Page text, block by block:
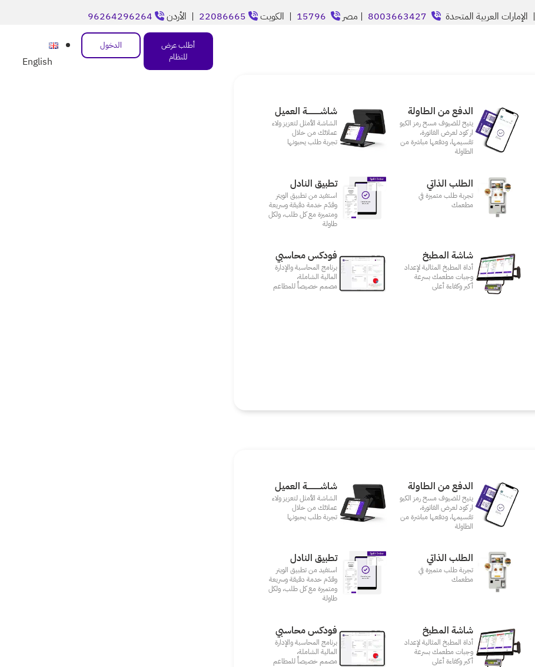
| الإمارات العربية المتحدة 8003663427 | مصر 15796 | الكويت | الأردن
الدفع من الطاولة
يتيح للضيوف مسح رمز الكيو
ار كود لعرض الفاتورة،
تقسيمها، ودفعها مباشرة من
الطاولة
شاشـــــــــــة العميل
الشاشة الأمثل لتعزيز ولاء
عملائك من خلال
تجربة طلب يحبونها
الطلب الذاتي
تجربة طلب متميزة في
مطعمك‎
تطبيق النادل
استفيد من تطبيق الويتر
وقدّم خدمة دقيقة وسريعة
ومتميزة مع كل طلب، ولكل
طاولة
شاشة المطبخ
أداة المطبخ المثالية لإعداد
وجبات مطعمك بسرعة
أكبر وكفاءة أعلى
فودكس محاسبي
برنامج المحاسبة والإدارة
المالية الشاملة،
مصمم خصيصاً للمطاعم
الدفع من الطاولة
يتيح للضيوف مسح رمز الكيو
ار كود لعرض الفاتورة،
تقسيمها، ودفعها مباشرة من
الطاولة
شاشـــــــــــة العميل
الشاشة الأمثل لتعزيز ولاء
عملائك من خلال
تجربة طلب يحبونها
الطلب الذاتي
تجربة طلب متميزة في
مطعمك‎
تطبيق النادل
استفيد من تطبيق الويتر
وقدّم خدمة دقيقة وسريعة
ومتميزة مع كل طلب، ولكل
طاولة
شاشة المطبخ
أداة المطبخ المثالية لإعداد
وجبات مطعمك بسرعة
أكبر وكفاءة أعلى
فودكس محاسبي
برنامج المحاسبة والإدارة
المالية الشاملة،
مصمم خصيصاً للمطاعم
أطلب عرض
للنظام
الدخول
English